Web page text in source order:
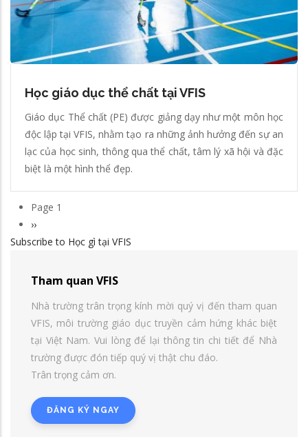
Học giáo dục thể chất tại VFIS
Giáo dục Thể chất (PE) được giảng dạy như một môn học
độc lập tại VFIS, nhằm tạo ra những ảnh hưởng đến sự an
lạc của học sinh, thông qua thể chất, tâm lý xã hội và đặc
biệt là một hình thể đẹp.
Pagination
Page 1
Next
page
››
Subscribe to Học gì tại VFIS
Tham quan VFIS
Nhà trường trân trọng kính mời quý vị đến tham quan
VFIS, môi trường giáo dục truyền cảm hứng khác biệt
tại Việt Nam. Vui lòng để lại thông tin chi tiết để Nhà
trường được đón tiếp quý vị thật chu đáo.
Trân trọng cảm ơn.
ĐĂNG KÝ NGAY